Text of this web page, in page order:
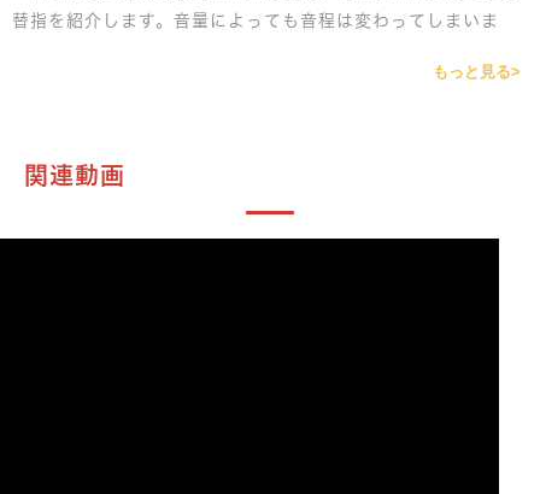
替指を紹介します。音量によっても音程は変わってしまいま
もっと見る>
関連動画